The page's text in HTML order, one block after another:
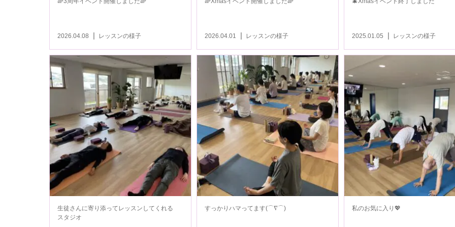
2026.04.08 レッスンの様子 2026.04.01 レッスンの様子 2025.01.05 レッスンの様子
生徒さんに寄り添ってレッスンしてくれる
スタジオ
すっかりハマってます(⌒∇⌒) 私のお気に入り💖